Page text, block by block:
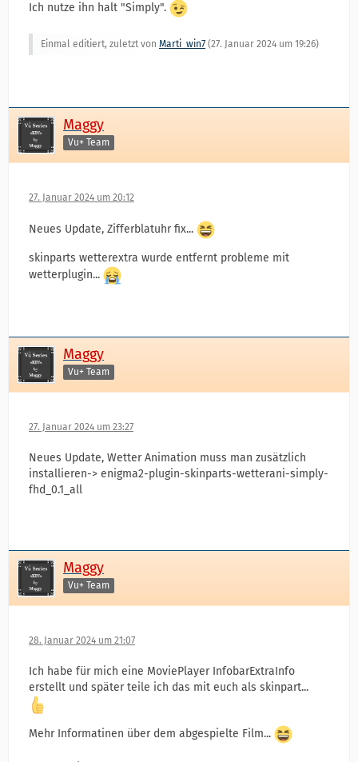
Ich nutze ihn halt "Simply".
Einmal editiert, zuletzt von Marti_win7 (27. Januar 2024 um 19:26)
Maggy
Vu+ Team
27. Januar 2024 um 20:12
Neues Update, Zifferblatuhr fix...
skinparts wetterextra wurde entfernt probleme mit
wetterplugin...
Maggy
Vu+ Team
27. Januar 2024 um 23:27
Neues Update, Wetter Animation muss man zusätzlich
installieren-> enigma2-plugin-skinparts-wetterani-simply-
fhd_0.1_all
Maggy
Vu+ Team
28. Januar 2024 um 21:07
Ich habe für mich eine MoviePlayer InfobarExtraInfo
erstellt und später teile ich das mit euch als skinpart...
Mehr Informatinen über dem abgespielte Film...